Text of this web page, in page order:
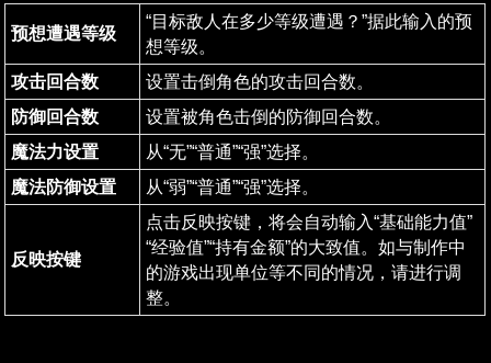
预想遭遇等级
“目标敌人在多少等级遭遇？”据此输入的预
想等级。
攻击回合数
设置击倒角色的攻击回合数。
防御回合数
设置被角色击倒的防御回合数。
魔法力设置
从“无”“普通”“强”选择。
魔法防御设置
从“弱”“普通”“强”选择。
反映按键
点击反映按键，将会自动输入“基础能力值”
“经验值”“持有金额”的大致值。如与制作中
的游戏出现单位等不同的情况，请进行调
整。